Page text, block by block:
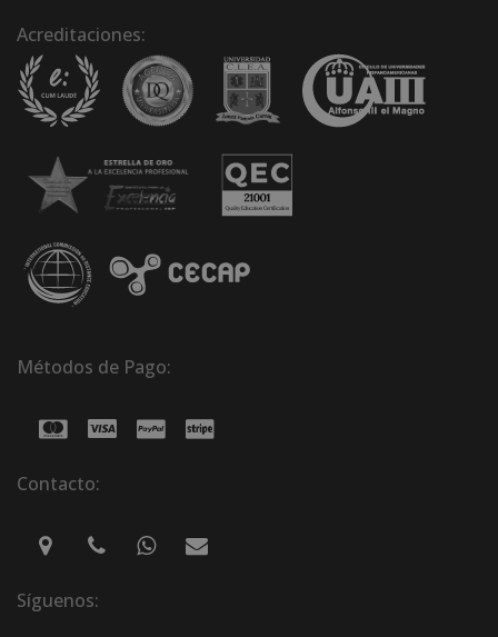
Acreditaciones:
Métodos de Pago:
Contacto:
Síguenos: